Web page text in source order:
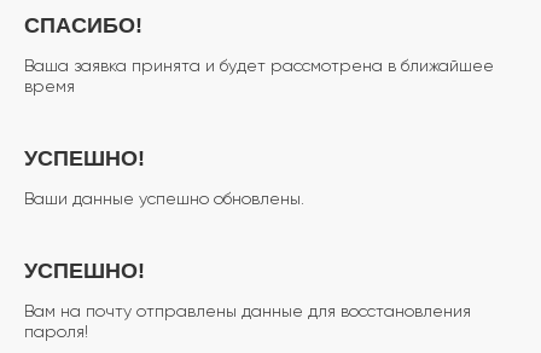
СПАСИБО!
Ваша заявка принята и будет рассмотрена в ближайшее
время
УСПЕШНО!
Ваши данные успешно обновлены.
УСПЕШНО!
Вам на почту отправлены данные для восстановления
пароля!